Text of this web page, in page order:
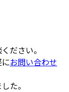
ださい。
お問い合わせ
た。